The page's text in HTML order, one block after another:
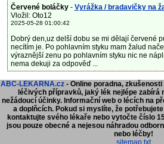
Červené boláčky - Vyrážka / bradavičky na
Vložil: Oto12
2025-05-28 01:00:42
Dobrý den,uz delší dobu se mi dělají červené
necítím je. Po pohlavním styku mam žalud
výraznější zenu po pohlavním styku nic ne
nema dekuji za odpověď ...
ABC-LEKARNA.cz - Online poradna,
léčivých přípravků, jaký lék nejlépe zabírá
nežádoucí účinky. Informační web o lécích na
a doplňcích. Pokud si myslíte, že
kontaktujte svého lékaře nebo vytočte číslo
jsou pouze obecné a nejesou náhradou
nebo léčby!
sitemap.txt